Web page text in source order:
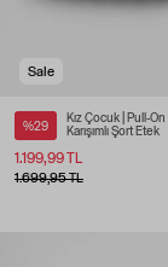
Sale
%29
Kız Çocuk | Pull-On Keten
Karışımlı Şort Etek
1.199,99 TL
1.699,95 TL